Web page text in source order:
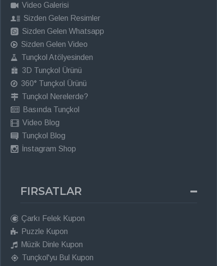
Video Galerisi
Sizden Gelen Resimler
Sizden Gelen Whatsapp
Sizden Gelen Video
Tunçkol Atölyesinden
3D Tunçkol Ürünü
360° Tunçkol Ürünü
Tunçkol Nerelerde?
Basında Tunçkol
Video Blog
Tunçkol Blog
İnstagram Shop
FIRSATLAR
Çarkı Felek Kupon
Puzzle Kupon
Müzik Dinle Kupon
Tunçkol'yu Bul Kupon